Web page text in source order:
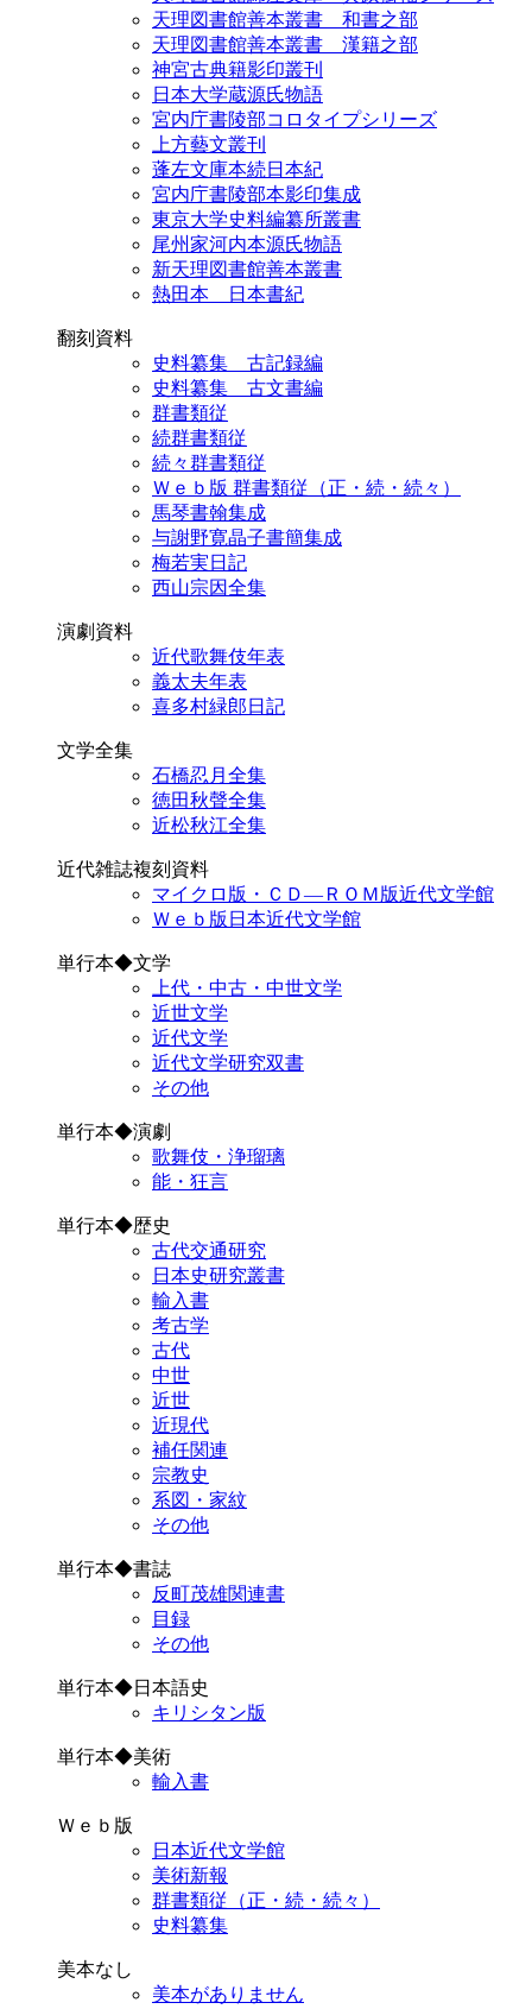
天理図書館善本叢書 和書之部
天理図書館善本叢書 漢籍之部
神宮古典籍影印叢刊
日本大学蔵源氏物語
宮内庁書陵部コロタイプシリーズ
上方藝文叢刊
蓬左文庫本続日本紀
宮内庁書陵部本影印集成
東京大学史料編纂所叢書
尾州家河内本源氏物語
新天理図書館善本叢書
熱田本 日本書紀
翻刻資料
史料纂集 古記録編
史料纂集 古文書編
群書類従
続群書類従
続々群書類従
Ｗｅｂ版 群書類従（正・続・続々）
馬琴書翰集成
与謝野寛晶子書簡集成
梅若実日記
西山宗因全集
演劇資料
近代歌舞伎年表
義太夫年表
喜多村緑郎日記
文学全集
石橋忍月全集
徳田秋聲全集
近松秋江全集
近代雑誌複刻資料
マイクロ版・ＣＤ―ＲＯＭ版近代文学館
Ｗｅｂ版日本近代文学館
単行本◆文学
上代・中古・中世文学
近世文学
近代文学
近代文学研究双書
その他
単行本◆演劇
歌舞伎・浄瑠璃
能・狂言
単行本◆歴史
古代交通研究
日本史研究叢書
輸入書
考古学
古代
中世
近世
近現代
補任関連
宗教史
系図・家紋
その他
単行本◆書誌
反町茂雄関連書
目録
その他
単行本◆日本語史
キリシタン版
単行本◆美術
輸入書
Ｗｅｂ版
日本近代文学館
美術新報
群書類従（正・続・続々）
史料纂集
美本なし
美本がありません